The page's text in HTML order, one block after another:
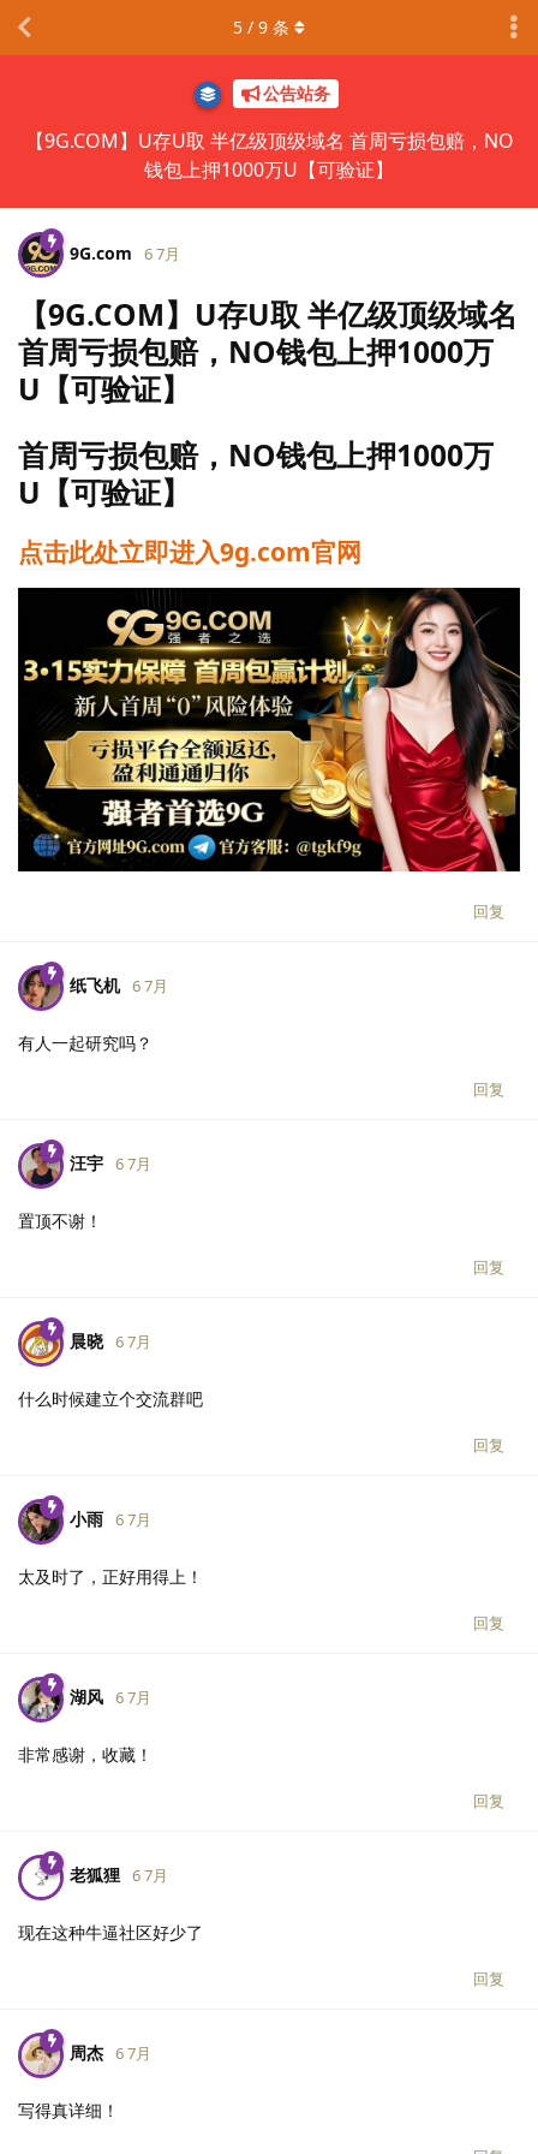
公告站务
【9G.COM】U存U取 半亿级顶级域名 首周亏损包赔，NO
钱包上押1000万U【可验证】
5 / 9 条
9G.​com 6 7月
【9G.COM】U存U取 半亿级顶级域名
首周亏损包赔，NO钱包上押1000万
U【可验证】
首周亏损包赔，NO钱包上押1000万
U【可验证】
点击此处立即进入9g.com官网
回复
纸飞机 6 7月
有人一起研究吗？
回复
汪宇 6 7月
置顶不谢！
回复
晨晓 6 7月
什么时候建立个交流群吧
回复
小雨 6 7月
太及时了，正好用得上！
回复
湖风 6 7月
非常感谢，收藏！
回复
老狐狸 6 7月
现在这种牛逼社区好少了
回复
周杰 6 7月
写得真详细！